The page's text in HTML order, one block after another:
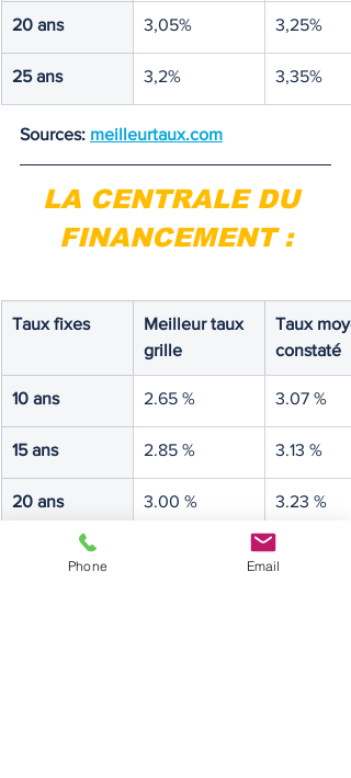
20 ans 3,05% 3,25%
25 ans 3,2% 3,35%
Sources: meilleurtaux.com
LA CENTRALE DU
FINANCEMENT :
Taux fixes
Meilleur taux
grille
Taux
constaté
10 ans 2.65 % 3.07 %
15 ans 2.85 % 3.13 %
20 ans 3.00 % 3.23 %
3.31 %
Phone Email